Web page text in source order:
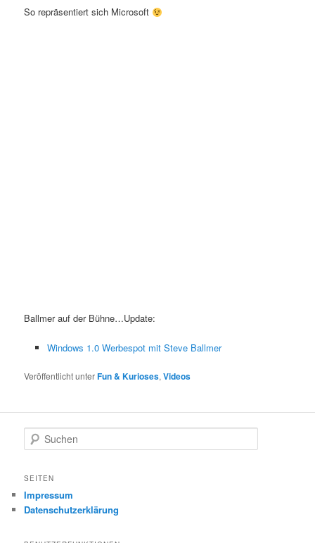
So repräsentiert sich Microsoft
Ballmer auf der Bühne…Update:
Windows 1.0 Werbespot mit Steve Ballmer
Veröffentlicht unterFun & Kurioses,Videos
u
h
n
SEITEN
Impressum
Datenschutzerklärung